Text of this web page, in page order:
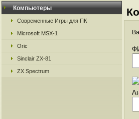
Компьютеры
Современные Игры для ПК
Microsoft MSX-1
Oric
Sinclair ZX-81
ZX Spectrum